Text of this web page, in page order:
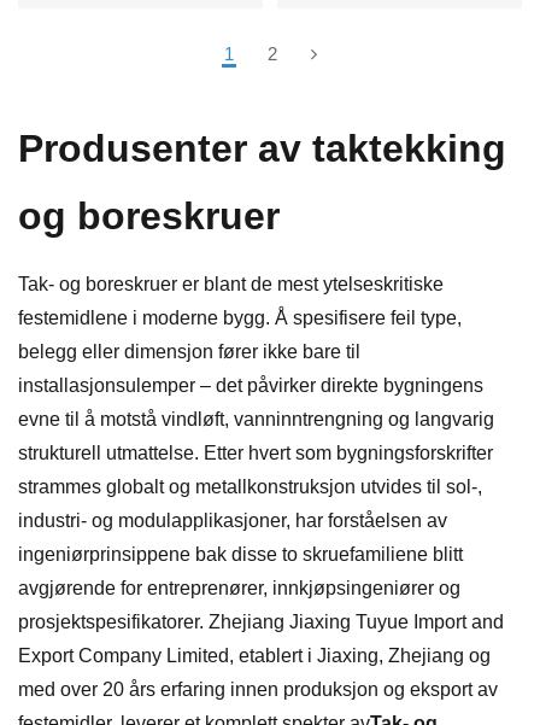
1 2
Produsenter av taktekking
og boreskruer
Tak- og boreskruer er blant de mest ytelseskritiske
festemidlene i moderne bygg. Å spesifisere feil type,
belegg eller dimensjon fører ikke bare til
installasjonsulemper – det påvirker direkte bygningens
evne til å motstå vindløft, vanninntrengning og langvarig
strukturell utmattelse. Etter hvert som bygningsforskrifter
strammes globalt og metallkonstruksjon utvides til sol-,
industri- og modulapplikasjoner, har forståelsen av
ingeniørprinsippene bak disse to skruefamiliene blitt
avgjørende for entreprenører, innkjøpsingeniører og
prosjektspesifikatorer. Zhejiang Jiaxing Tuyue Import and
Export Company Limited, etablert i Jiaxing, Zhejiang og
med over 20 års erfaring innen produksjon og eksport av